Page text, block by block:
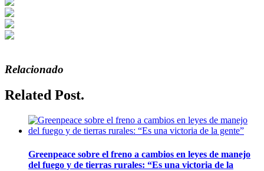
Relacionado
Related Post.
Greenpeace sobre el freno a cambios en leyes de manejo
del fuego y de tierras rurales: “Es una victoria de la